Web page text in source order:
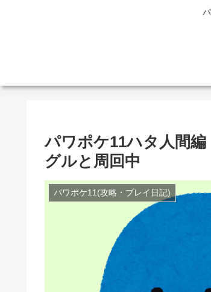
パワポケ11ハタ人間
グルと周回中
パワポケ11(攻略・プレイ日記)